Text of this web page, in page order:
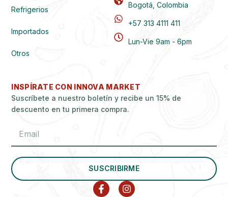
Refrigerios
Importados
Otros
Bogotá, Colombia
+57 313 4111 411
Lun-Vie 9am - 6pm
INSPÍRATE CON INNOVA MARKET
Suscríbete a nuestro boletín y recibe un 15% de
descuento en tu primera compra.
SUSCRIBIRME